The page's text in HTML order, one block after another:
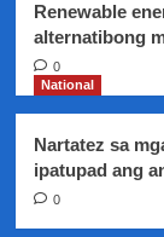
Renewable
alternatibong
0
National
Nartatez sa
ipatupad ang
0